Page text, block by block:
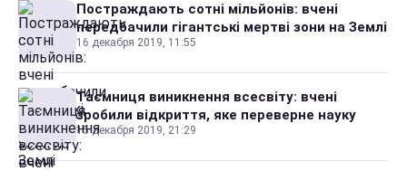
Постраждають сотні мільйонів: вчені
передбачили гігантські мертві зони на Землі
16 декабря 2019, 11:55
Таємниця виникнення всесвіту: вчені
зробили відкриття, яке переверне науку
15 декабря 2019, 21:29